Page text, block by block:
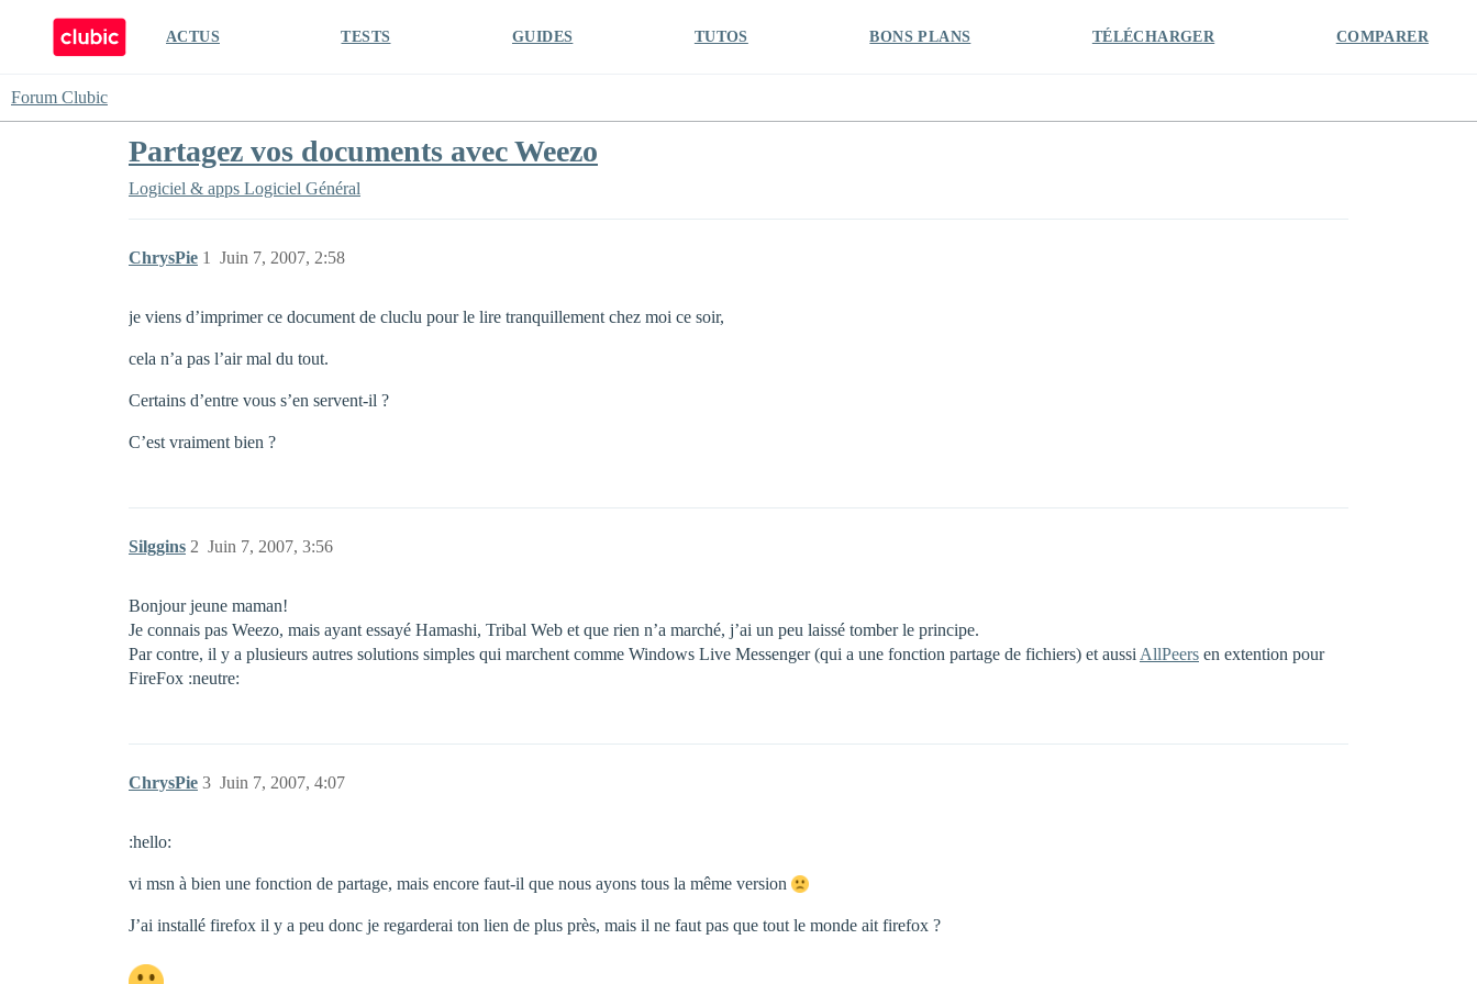
ACTUS TESTS GUIDES TUTOS BONS PLANS TÉLÉCHARGER COMPARER
Forum Clubic
Partagez vos documents avec Weezo
Logiciel & apps Logiciel Général
ChrysPie Juin 7, 2007, 2:58
1
je viens d’imprimer ce document de cluclu pour le lire tranquillement chez moi ce soir,
cela n’a pas l’air mal du tout.
Certains d’entre vous s’en servent-il ?
C’est vraiment bien ?
Silggins Juin 7, 2007, 3:56
2
Bonjour jeune maman!
Je connais pas Weezo, mais ayant essayé Hamashi, Tribal Web et que rien n’a marché, j’ai un peu laissé tomber le principe.
Par contre, il y a plusieurs autres solutions simples qui marchent comme Windows Live Messenger (qui a une fonction partage de fichiers) et aussi AllPeers en extention pour
FireFox :neutre:
ChrysPie Juin 7, 2007, 4:07
3
:hello:
vi msn à bien une fonction de partage, mais encore faut-il que nous ayons tous la même version
J’ai installé firefox il y a peu donc je regarderai ton lien de plus près, mais il ne faut pas que tout le monde ait firefox ?